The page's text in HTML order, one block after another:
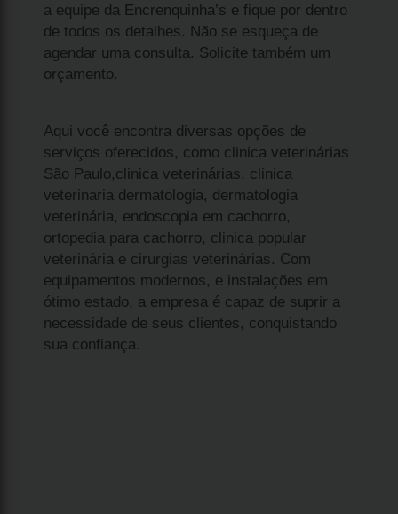
a equipe da Encrenquinha’s e fique por dentro
de todos os detalhes. Não se esqueça de
agendar uma consulta. Solicite também um
orçamento.
Aqui você encontra diversas opções de
serviços oferecidos, como clinica veterinárias
São Paulo,clinica veterinárias, clinica
veterinaria dermatologia, dermatologia
veterinária, endoscopia em cachorro,
ortopedia para cachorro, clinica popular
veterinária e cirurgias veterinárias. Com
equipamentos modernos, e instalações em
ótimo estado, a empresa é capaz de suprir a
necessidade de seus clientes, conquistando
sua confiança.